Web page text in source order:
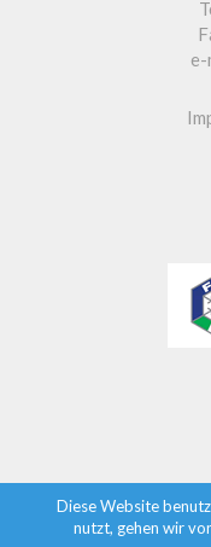
e-
Diese Website
nutzt, gehen wir